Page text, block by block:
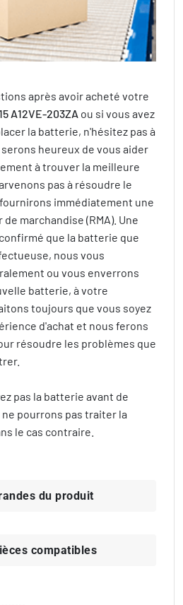
après avoir acheté votre
A12VE-203ZA ou si vous avez
la batterie, n'hésitez pas à
heureux de vous aider
à trouver la meilleure
pas à résoudre le
immédiatement une
marchandise (RMA). Une
que la batterie que
nous vous
ou vous enverrons
batterie, à votre
toujours que vous soyez
d'achat et nous ferons
résoudre les problèmes que
pas la batterie avant de
ne pourrons pas traiter la
le cas contraire.
du produit
compatibles